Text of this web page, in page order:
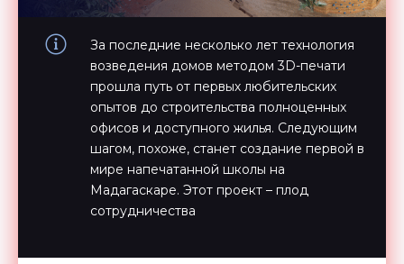
За последние несколько лет технология
возведения домов методом 3D-печати
прошла путь от первых любительских
опытов до строительства полноценных
офисов и доступного жилья. Следующим
шагом, похоже, станет создание первой в
мире напечатанной школы на
Мадагаскаре. Этот проект – плод
сотрудничества